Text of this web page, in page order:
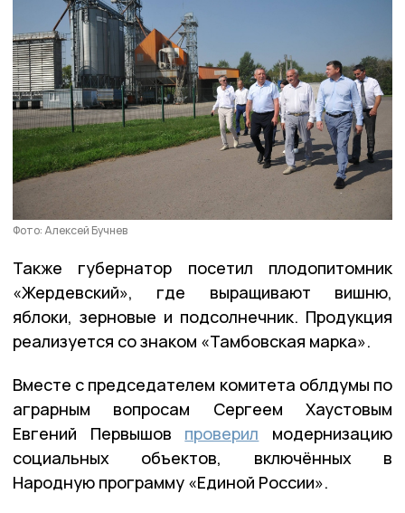
Фото: Алексей Бучнев
Также губернатор посетил плодопитомник
«Жердевский», где выращивают вишню,
яблоки, зерновые и подсолнечник. Продукция
реализуется со знаком «Тамбовская марка».
Вместе с председателем комитета облдумы по
аграрным вопросам Сергеем Хаустовым
Евгений Первышов проверил модернизацию
социальных объектов, включённых в
Народную программу «Единой России».